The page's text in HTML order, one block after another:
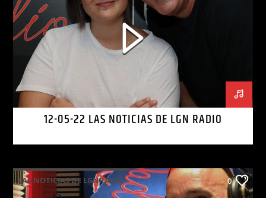
12-05-22 LAS NOTICIAS DE LGN RADIO
LAS NOTICIAS DE LGNRADIO 0